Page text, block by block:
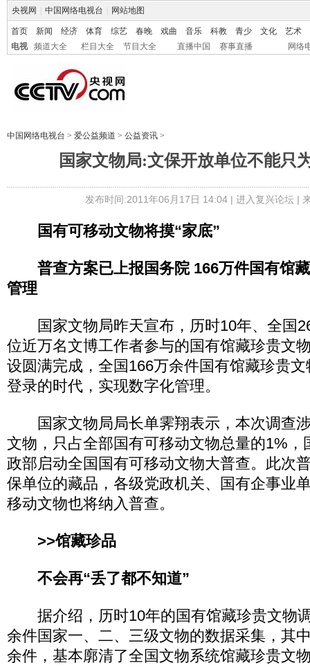
央视网 中国网络电视台 网站地图
首页 新闻 经济 体育 综艺 春晚 戏曲 音乐 科教 青少 文化
艺术
电视
频道大全 栏目大全 节目大全 直播中国 赛事直播 网络
中国网络电视台 > 爱公益频道 > 公益资讯 >
国家文物局:文保开放单位不能只
发布时间:2011年06月17日 14:04 | 进入复兴论坛|
国有可移动文物将摸“家底”
普查方案已上报国务院 166万件国有馆
管理
国家文物局昨天宣布，历时10年、全国
位近万名文博工作者参与的国有馆藏珍贵文
设圆满完成，全国166万余件国有馆藏珍贵
登录的时代，实现数字化管理。
国家文物局局长单霁翔表示，本次调查
文物，只占全部国有可移动文物总量的1%，
政部启动全国国有可移动文物大普查。此次
保单位的藏品，各级党政机关、国有企事业
移动文物也将纳入普查。
>>馆藏珍品
不会再“丢了都不知道”
据介绍，历时10年的国有馆藏珍贵文物
余件国家一、二、三级文物的数据采集，其
余件，基本廓清了全国文物系统馆藏珍贵文